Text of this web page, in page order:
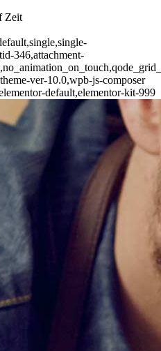
Zeit
346,attachment-
ver-10.0,wpb-js-composer
default,elementor-kit-999